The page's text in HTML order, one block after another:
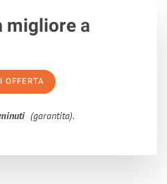
migliorea
OFFERTA
(garantita).